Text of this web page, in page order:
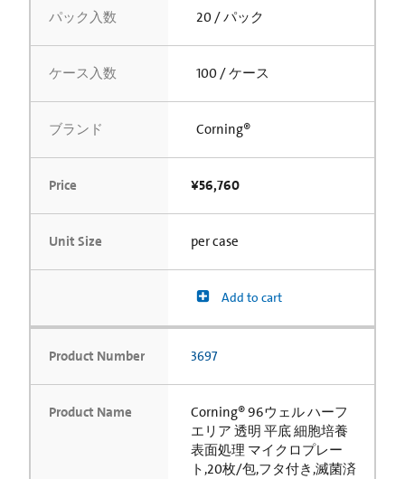
パック入数 20 / パック
ケース入数 100 / ケース
ブランド Corning®
Price ¥56,760
Unit Size per case
Add to cart
Product Number 3697
Product Name
Corning® 96ウェル ハーフ
エリア 透明 平底 細胞培養
表面処理 マイクロプレー
ト,20枚/包,フタ付き,滅菌済